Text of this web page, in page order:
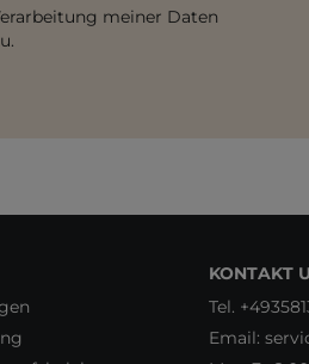
meiner Daten
KONTAKT
Tel.
Email: